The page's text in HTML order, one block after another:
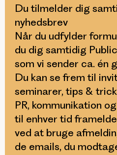
Du tilmelder dig
nyhedsbrev
Når du udfylder
du dig samtidig
som vi sender ca. én
Du kan se frem til
seminarer, tips &
PR, kommunikation
til enhver tid
ved at bruge
de emails, du